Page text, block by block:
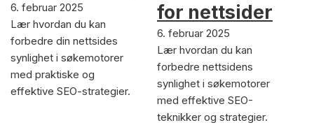
6. februar 2025
Lær hvordan du kan
forbedre din nettsides
synlighet i søkemotorer
med praktiske og
effektive SEO-strategier.
for nettsider
6. februar 2025
Lær hvordan du kan
forbedre nettsidens
synlighet i søkemotorer
med effektive SEO-
teknikker og strategier.